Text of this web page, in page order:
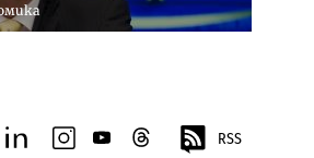
linkedininstagram
youtubethreads RSS